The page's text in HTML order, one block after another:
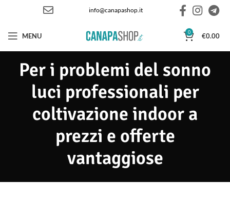
info@canapashop.it
MENU 0 €0.00
Per i problemi del sonno
luci professionali per
coltivazione indoor a
prezzi e offerte
vantaggiose